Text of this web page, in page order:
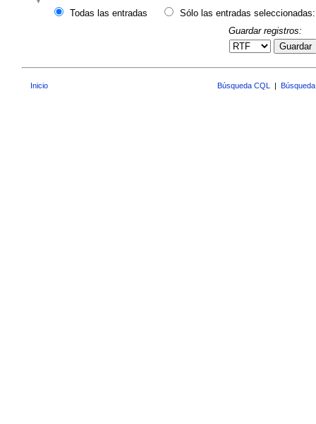
Todas las entradas
Sólo las entradas seleccionadas:
Guardar registros:
Guardar
Inicio Búsqueda CQL